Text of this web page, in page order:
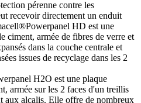
pérenne contre les
recevoir directement un enduit
HD est une
ciment, armée de fibres de verre et
dans la couche centrale et
issues de recyclage dans les 2
H2O est une plaque
armée sur les 2 faces d'un treillis
aux alcalis. Elle offre de nombreux